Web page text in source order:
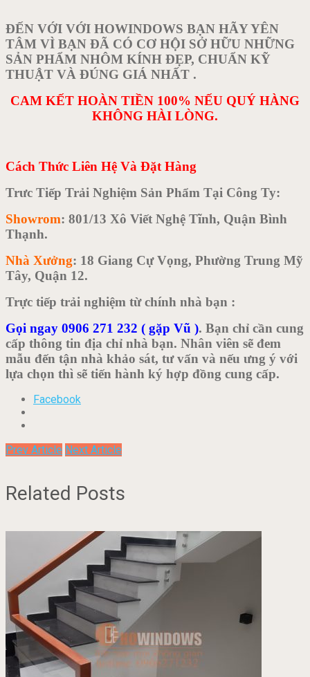
ĐẾN VỚI VỚI HOWINDOWS BẠN HÃY YÊN
TÂM VÌ BẠN ĐÃ CÓ CƠ HỘI SỞ HỮU NHỮNG
SẢN PHẨM NHÔM KÍNH ĐẸP, CHUẨN KỸ
THUẬT VÀ ĐÚNG GIÁ NHẤT .
CAM KẾT HOÀN TIỀN 100% NẾU QUÝ HÀNG
KHÔNG HÀI LÒNG.
Cách Thức Liên Hệ Và Đặt Hàng
Trưc Tiếp Trải Nghiệm Sản Phẩm Tại Công Ty:
Showrom: 801/13 Xô Viết Nghệ Tĩnh, Quận Bình
Thạnh.
Nhà Xưởng: 18 Giang Cự Vọng, Phường Trung Mỹ
Tây, Quận 12.
Trực tiếp trải nghiệm từ chính nhà bạn :
Gọi ngay 0906 271 232 ( gặp Vũ ). Bạn chỉ cần cung
cấp thông tin địa chỉ nhà bạn. Nhân viên sẽ đem
mẫu đến tận nhà khảo sát, tư vấn và nếu ưng ý với
lựa chọn thì sẽ tiến hành ký hợp đồng cung cấp.
Facebook
Prev Article Next Article
Related Posts